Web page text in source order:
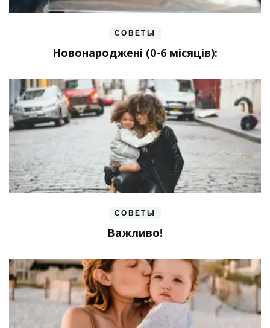
СОВЕТЫ
Новонароджені (0-6 місяців):
СОВЕТЫ
Важливо!